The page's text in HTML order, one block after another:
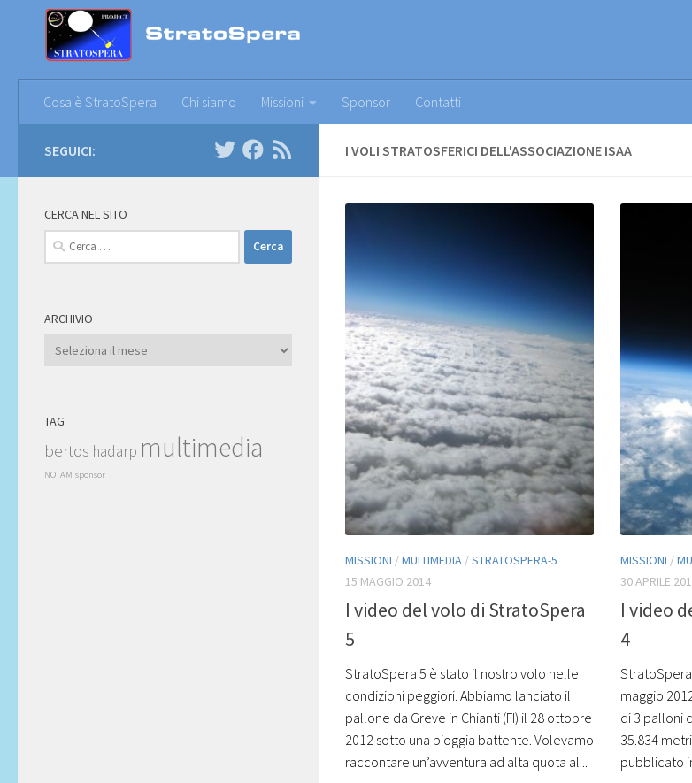
Sotto il contenuto
Cosa è StratoSpera Chi siamo Missioni Sponsor Contatti
I VOLI STRATOSFERICI DELL'ASSOCIAZIONE ISAA
MISSIONI /MULTIMEDIA /STRATOSPERA-5
15 MAGGIO 2014
I video del volo di StratoSpera
5
StratoSpera 5 è stato il nostro volo nelle
condizioni peggiori. Abbiamo lanciato il
pallone da Greve in Chianti (FI) il 28 ottobre
2012 sotto una pioggia battente. Volevamo
raccontare un’avventura ad alta quota al...
MISSIONI /
30 APRILE
I video
4
maggio
di 3 palloni
35.834
pubblicato
SEGUICI:
CERCA NEL SITO
Ricerca
per:
ARCHIVIO
Archivio
TAG
bertos hadarp multimedia
NOTAM sponsor